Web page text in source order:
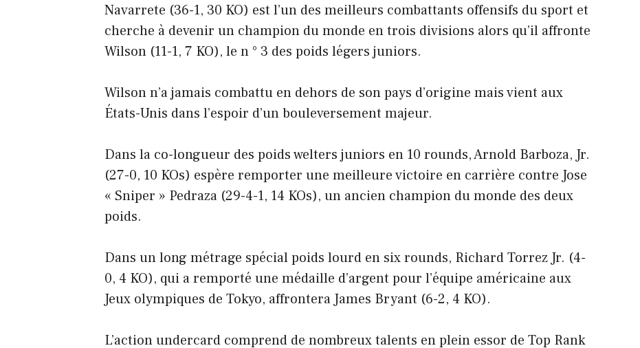
Navarrete (36-1, 30 KO) est l’un des meilleurs combattants offensifs du sport et
cherche à devenir un champion du monde en trois divisions alors qu’il affronte
Wilson (11-1, 7 KO), le n ° 3 des poids légers juniors.
Wilson n’a jamais combattu en dehors de son pays d’origine mais vient aux
États-Unis dans l’espoir d’un bouleversement majeur.
Dans la co-longueur des poids welters juniors en 10 rounds, Arnold Barboza, Jr.
(27-0, 10 KOs) espère remporter une meilleure victoire en carrière contre Jose
« Sniper » Pedraza (29-4-1, 14 KOs), un ancien champion du monde des deux
poids.
Dans un long métrage spécial poids lourd en six rounds, Richard Torrez Jr. (4-
0, 4 KO), qui a remporté une médaille d’argent pour l’équipe américaine aux
Jeux olympiques de Tokyo, affrontera James Bryant (6-2, 4 KO).
L’action undercard comprend de nombreux talents en plein essor de Top Rank